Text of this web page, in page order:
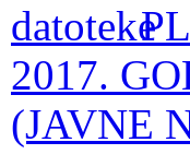
2017.
(JAVNE